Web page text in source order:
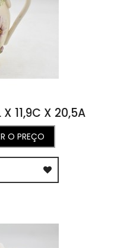
X 11,9C X 20,5A
O PREÇO